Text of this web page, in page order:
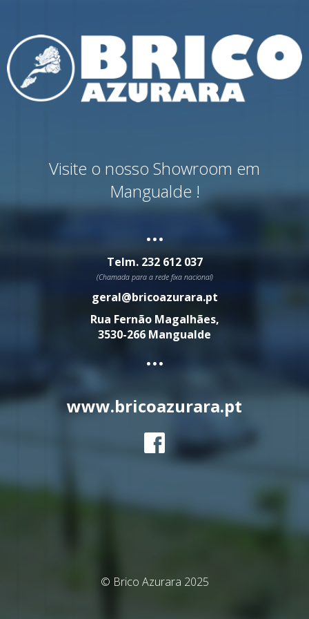
Visite o nosso Showroom em
Mangualde !
...
Telm. 232 612 037
(Chamada para a rede fixa nacional)
geral@bricoazurara.pt
Rua Fernão Magalhães,
3530-266 Mangualde
...
www.bricoazurara.pt
© Brico Azurara 2025